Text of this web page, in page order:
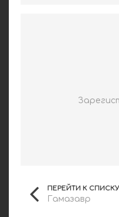
ПЕРЕЙТИ К
Гамазавр